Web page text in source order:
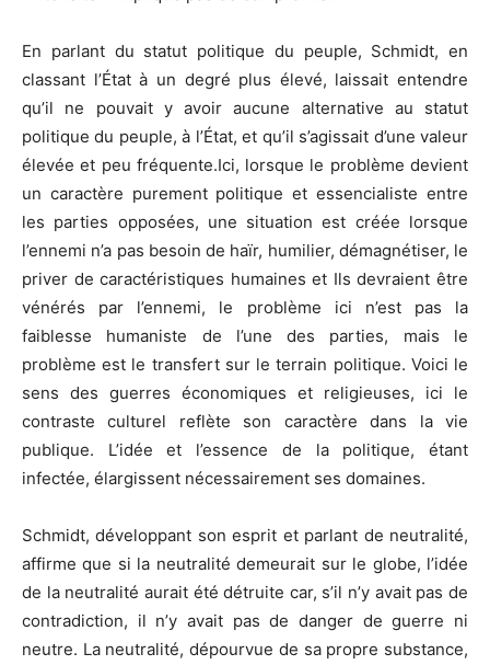
En parlant du statut politique du peuple, Schmidt, en
classant l’État à un degré plus élevé, laissait entendre
qu’il ne pouvait y avoir aucune alternative au statut
politique du peuple, à l’État, et qu’il s’agissait d’une valeur
élevée et peu fréquente.Ici, lorsque le problème devient
un caractère purement politique et essencialiste entre
les parties opposées, une situation est créée lorsque
l’ennemi n’a pas besoin de haïr, humilier, démagnétiser, le
priver de caractéristiques humaines et Ils devraient être
vénérés par l’ennemi, le problème ici n’est pas la
faiblesse humaniste de l’une des parties, mais le
problème est le transfert sur le terrain politique. Voici le
sens des guerres économiques et religieuses, ici le
contraste culturel reflète son caractère dans la vie
publique. L’idée et l’essence de la politique, étant
infectée, élargissent nécessairement ses domaines.
Schmidt, développant son esprit et parlant de neutralité,
affirme que si la neutralité demeurait sur le globe, l’idée
de la neutralité aurait été détruite car, s’il n’y avait pas de
contradiction, il n’y avait pas de danger de guerre ni
neutre. La neutralité, dépourvue de sa propre substance,